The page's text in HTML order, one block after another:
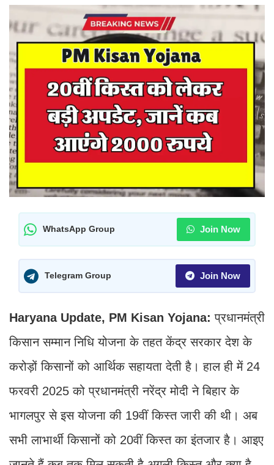
WhatsApp Group Join Now
Telegram Group Join Now
Haryana Update, PM Kisan Yojana: प्रधानमंत्री
किसान सम्मान निधि योजना के तहत केंद्र सरकार देश के
करोड़ों किसानों को आर्थिक सहायता देती है। हाल ही में 24
फरवरी 2025 को प्रधानमंत्री नरेंद्र मोदी ने बिहार के
भागलपुर से इस योजना की 19वीं किस्त जारी की थी। अब
सभी लाभार्थी किसानों को 20वीं किस्त का इंतजार है। आइए